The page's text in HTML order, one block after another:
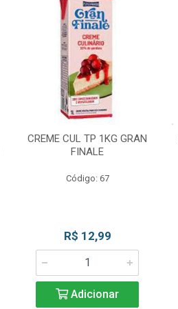
CREME CUL TP 1KG GRAN
FINALE
Código: 67
R$ 12,99
Adicionar